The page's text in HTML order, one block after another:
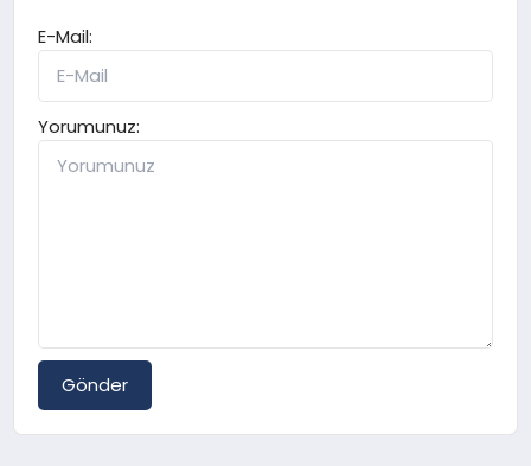
E-Mail:
Yorumunuz:
Gönder